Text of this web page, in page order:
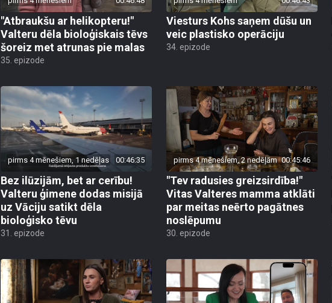
"Atbraukšu ar helikopteru!"
Valteru dēla bioloģiskais tēvs
šoreiz met atrunas pie malas
35. epizode
Viesturs Kohs saņem dūšu un
veic plastisko operāciju
34. epizode
pirms 4 mēnešiem, 1 nedēļas 00:46:35
Bez ilūzijām, bet ar cerību!
Valteru ģimene dodas misijā
uz Vāciju satikt dēla
bioloģisko tēvu
31. epizode
pirms 4 mēnešiem, 2 nedēļām 00:45:46
"Tev radusies greizsirdība!"
Vitas Valteres mamma atklāti
par meitas neērto pagātnes
noslēpumu
30. epizode